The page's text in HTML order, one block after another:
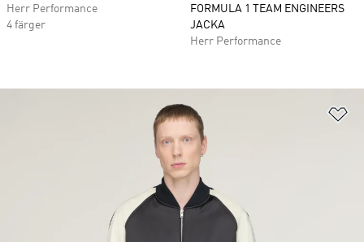
Herr Performance
4 färger
FORMULA 1 TEAM ENGINEERS
JACKA
Herr Performance